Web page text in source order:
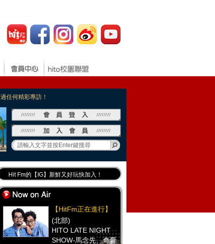
任何精彩專訪！
Hit Fm的【IG】新鮮又好玩快加入！
Hit Fm【FB臉書粉絲團】等你加入！
最專業《DJ推薦》好音樂千萬別錯過！
好康報報 最新優惠訊息都在這！
【HitFm正在進行】
(北部)
HITO LATE NIGHT
SHOW-馬念先、奇哥